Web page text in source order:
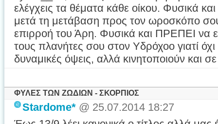
ελέγχεις τα θέματα κάθε οίκου. Φυσικά και
μετά τη μετάβαση προς τον ωροσκόπο σου
επιρροή του Άρη. Φυσικά και ΠΡΕΠΕΙ να
τους πλανήτες σου στον Υδρόχοο γιατί
δυναμικές όψεις, αλλά κινητοποιούν και
ΦΥΛΕΣ ΤΩΝ ΖΩΔΙΩΝ - ΣΚΟΡΠΙΟΣ
Stardome* @ 25.07.2014 18:27